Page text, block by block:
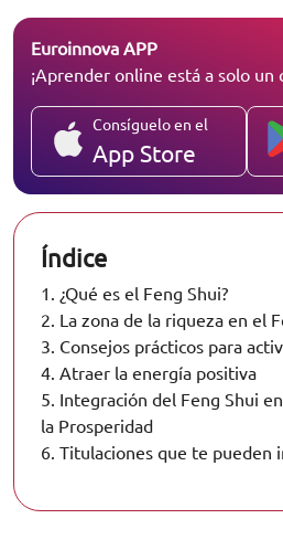
Euroinnova APP
¡Aprender online está a solo un
Consíguelo en el
App Store
Índice
1. ¿Qué es el Feng Shui?
2. La zona de la riqueza en el
3. Consejos prácticos para
4. Atraer la energía positiva
5. Integración del Feng Shui
la Prosperidad
6. Titulaciones que te pueden